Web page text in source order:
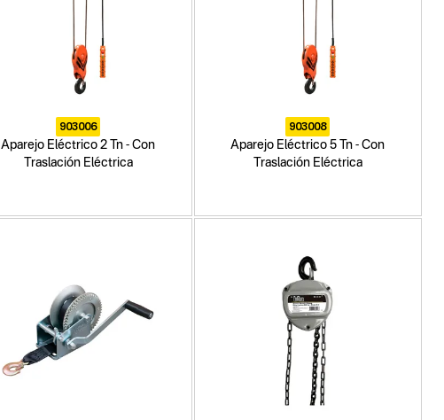
903006
Aparejo Eléctrico 2 Tn - Con
Traslación Eléctrica
903008
Aparejo Eléctrico 5 Tn - Con
Traslación Eléctrica